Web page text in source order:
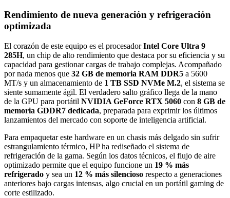
Rendimiento de nueva generación y refrigeración
optimizada
El corazón de este equipo es el procesadorIntel Core Ultra 9
285H, un chip de alto rendimiento que destaca por su eficiencia y su
capacidad para gestionar cargas de trabajo complejas. Acompañado
por nada menos que 32 GB de memoria RAM DDR5 a 5600
MT/s y un almacenamiento de 1 TB SSD NVMe M.2, el sistema se
siente sumamente ágil. El verdadero salto gráfico llega de la mano
de la GPU para portátil NVIDIA GeForce RTX 5060 con 8 GB de
memoria GDDR7 dedicada, preparada para exprimir los últimos
lanzamientos del mercado con soporte de inteligencia artificial.
Para empaquetar este hardware en un chasis más delgado sin sufrir
estrangulamiento térmico, HP ha rediseñado el sistema de
refrigeración de la gama. Según los datos técnicos, el flujo de aire
optimizado permite que el equipo funcione un 19 % más
refrigerado y sea un 12 % más silencioso respecto a generaciones
anteriores bajo cargas intensas, algo crucial en un portátil gaming de
corte estilizado.